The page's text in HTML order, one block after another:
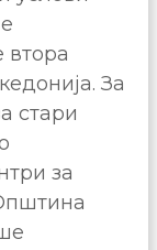
втора
За
стари
за